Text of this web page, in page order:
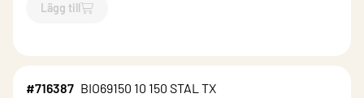
Lägg till
`$Lägg till
#716387 BIO69150 10 150 STAL TX